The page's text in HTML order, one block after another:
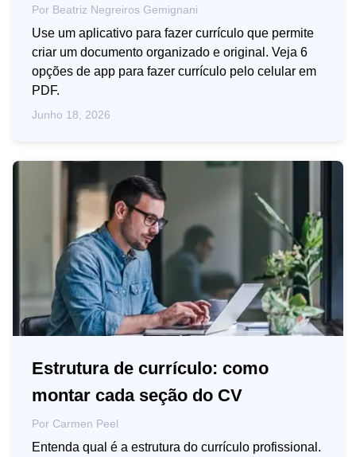
Por Beatriz Negreiros Gemignani
Use um aplicativo para fazer currículo que permite
criar um documento organizado e original. Veja 6
opções de app para fazer currículo pelo celular em
PDF.
Junho 18, 2026
Estrutura de currículo: como
montar cada seção do CV
Por Carmen Peel
Entenda qual é a estrutura do currículo profissional.